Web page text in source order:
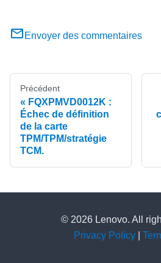
Envoyer des commentaires
Précédent
FQXPMVD0012K :
Échec de définition
de la carte
TPM/TPM/stratégie
TCM.
© 2026 Lenovo. All
Privacy Policy